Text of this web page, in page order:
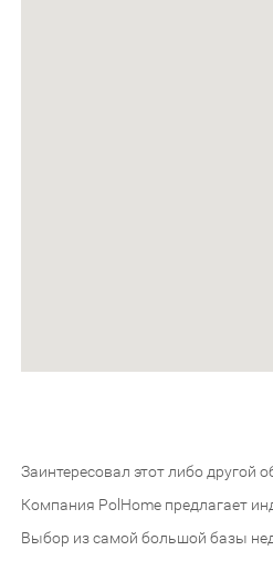
Заинтересовал этот либо другой
Компания PolHome предлагает
Выбор из самой большой базы